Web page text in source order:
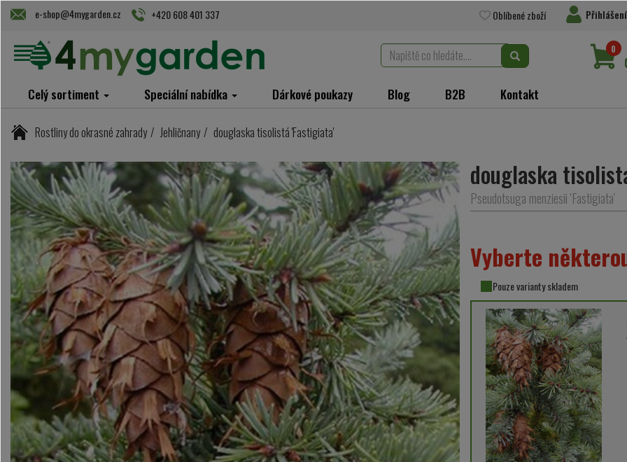
e-shop@4mygarden.cz +420 608 401 337 Oblíbené zboží Přihlášení
0
Celý sortiment Speciální nabídka Dárkové poukazy Blog B2B Kontakt
Rostliny do okrasné zahrady Jehličnany douglaska tisolistá 'Fastigiata'
douglaska
Pseudotsuga menziesii 'Fastigiata'
Vyberte
Pouze varianty skladem